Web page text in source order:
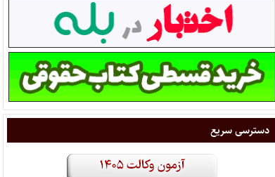
دسترسی سریع